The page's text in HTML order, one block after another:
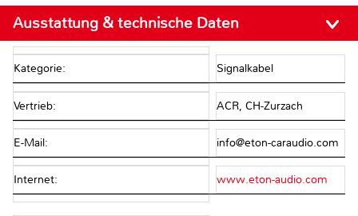
Ausstattung & technische Daten
Kategorie: Signalkabel
Vertrieb: ACR, CH-Zurzach
E-Mail: info@eton-caraudio.com
Internet: www.eton-audio.com